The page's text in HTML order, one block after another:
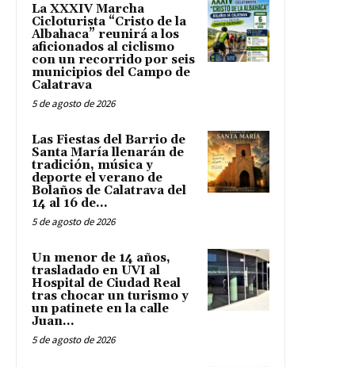
La XXXIV Marcha
Cicloturista “Cristo de la
Albahaca” reunirá a los
aficionados al ciclismo
con un recorrido por seis
municipios del Campo de
Calatrava
5 de agosto de 2026
Las Fiestas del Barrio de
Santa María llenarán de
tradición, música y
deporte el verano de
Bolaños de Calatrava del
14 al 16 de...
5 de agosto de 2026
Un menor de 14 años,
trasladado en UVI al
Hospital de Ciudad Real
tras chocar un turismo y
un patinete en la calle
Juan...
5 de agosto de 2026